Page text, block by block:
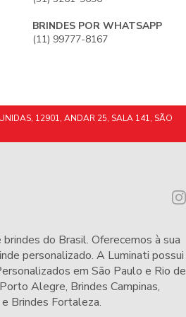
BRINDES POR WHATSAPP
(11) 99777-8167
12901, ANDAR 25, SALA 141, SÃO
do Brasil. Oferecemos à sua
personalizado. A Luminati possui
em São Paulo e Rio de
Alegre, Brindes Campinas,
e Brindes Fortaleza.